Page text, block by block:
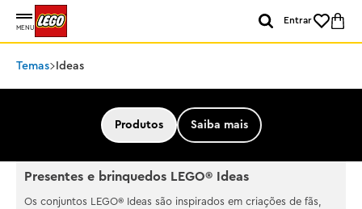
MENU
Entrar
Temas Ideas
Produtos Saiba mais
Presentes e brinquedos LEGO® Ideas
Os conjuntos LEGO® Ideas são inspirados em criações de fãs,